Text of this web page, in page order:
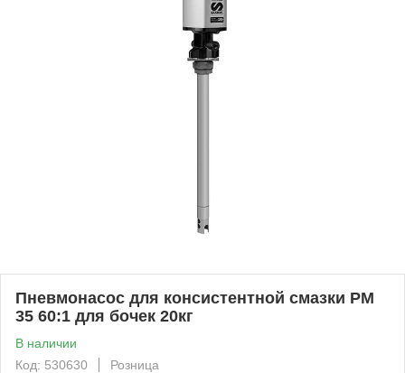
Пневмонасос для консистентной смазки PM
35 60:1 для бочек 20кг
В наличии
Код: 530630
Розница